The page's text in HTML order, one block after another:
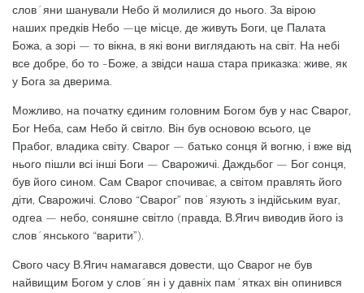
слов´яни шанували Небо й молилися до нього. За вірою
наших предків Небо —це місце, де живуть Боги, це Палата
Божа, а зорі — то вікна, в які вони виглядають на світ. На небі
все добре, бо то -Боже, а звідси наша стара приказка: живе, як
у Бога за дверима.
Можливо, на початку єдиним головним Богом був у нас Сварог,
Бог Неба, сам Небо й світло. Він був основою всього, це
Прабог, владика світу. Сварог — батько сонця й вогню, і вже від
нього пішли всі інші Боги — Сварожичі. Даждьбог — Бог сонця,
був його сином. Сам Сварог спочиває, а світом правлять його
діти, Сварожичі. Слово “Сварог” пов´язують з індійським вуаг,
одгеа — небо, соняшне світло (правда, В.Ягич виводив його із
слов´янського “варити”).
Свого часу В.Ягич намагався довести, що Сварог не був
найвищим Богом у слов´ян і у давніх пам´ятках він опинився